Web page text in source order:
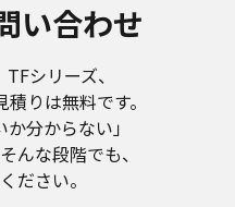
い合わせ
シリーズ、
りは無料です。
か分からない」
んな段階でも、
ださい。